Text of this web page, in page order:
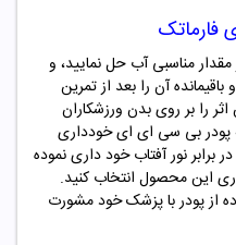
فارماتک
مناسبی آب حل نمایید، و
آن را بعد از تمرین
را بر روی بدن ورزشکاران
بی سی ای ای خودداری
نور آفتاب خود داری نموده
این محصول انتخاب کنید.
از پودر با پزشک خود مشورت